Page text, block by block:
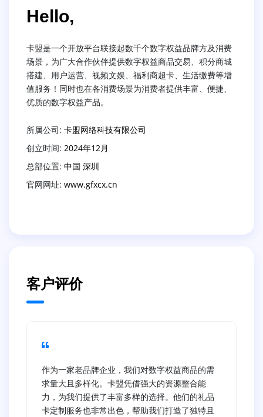
Hello,
卡盟是一个开放平台联接起数千个数字权益品牌方及消费
场景，为广大合作伙伴提供数字权益商品交易、积分商城
搭建、用户运营、视频文娱、福利商超卡、生活缴费等增
值服务！同时也在各消费场景为消费者提供丰富、便捷、
优质的数字权益产品。
所属公司: 卡盟网络科技有限公司
创立时间: 2024年12月
总部位置: 中国 深圳
官网网址: www.gfxcx.cn
客户评价
作为一家老品牌企业，我们对数字权益商品的需
求量大且多样化。卡盟凭借强大的资源整合能
力，为我们提供了丰富多样的选择。他们的礼品
卡定制服务也非常出色，帮助我们打造了独特且